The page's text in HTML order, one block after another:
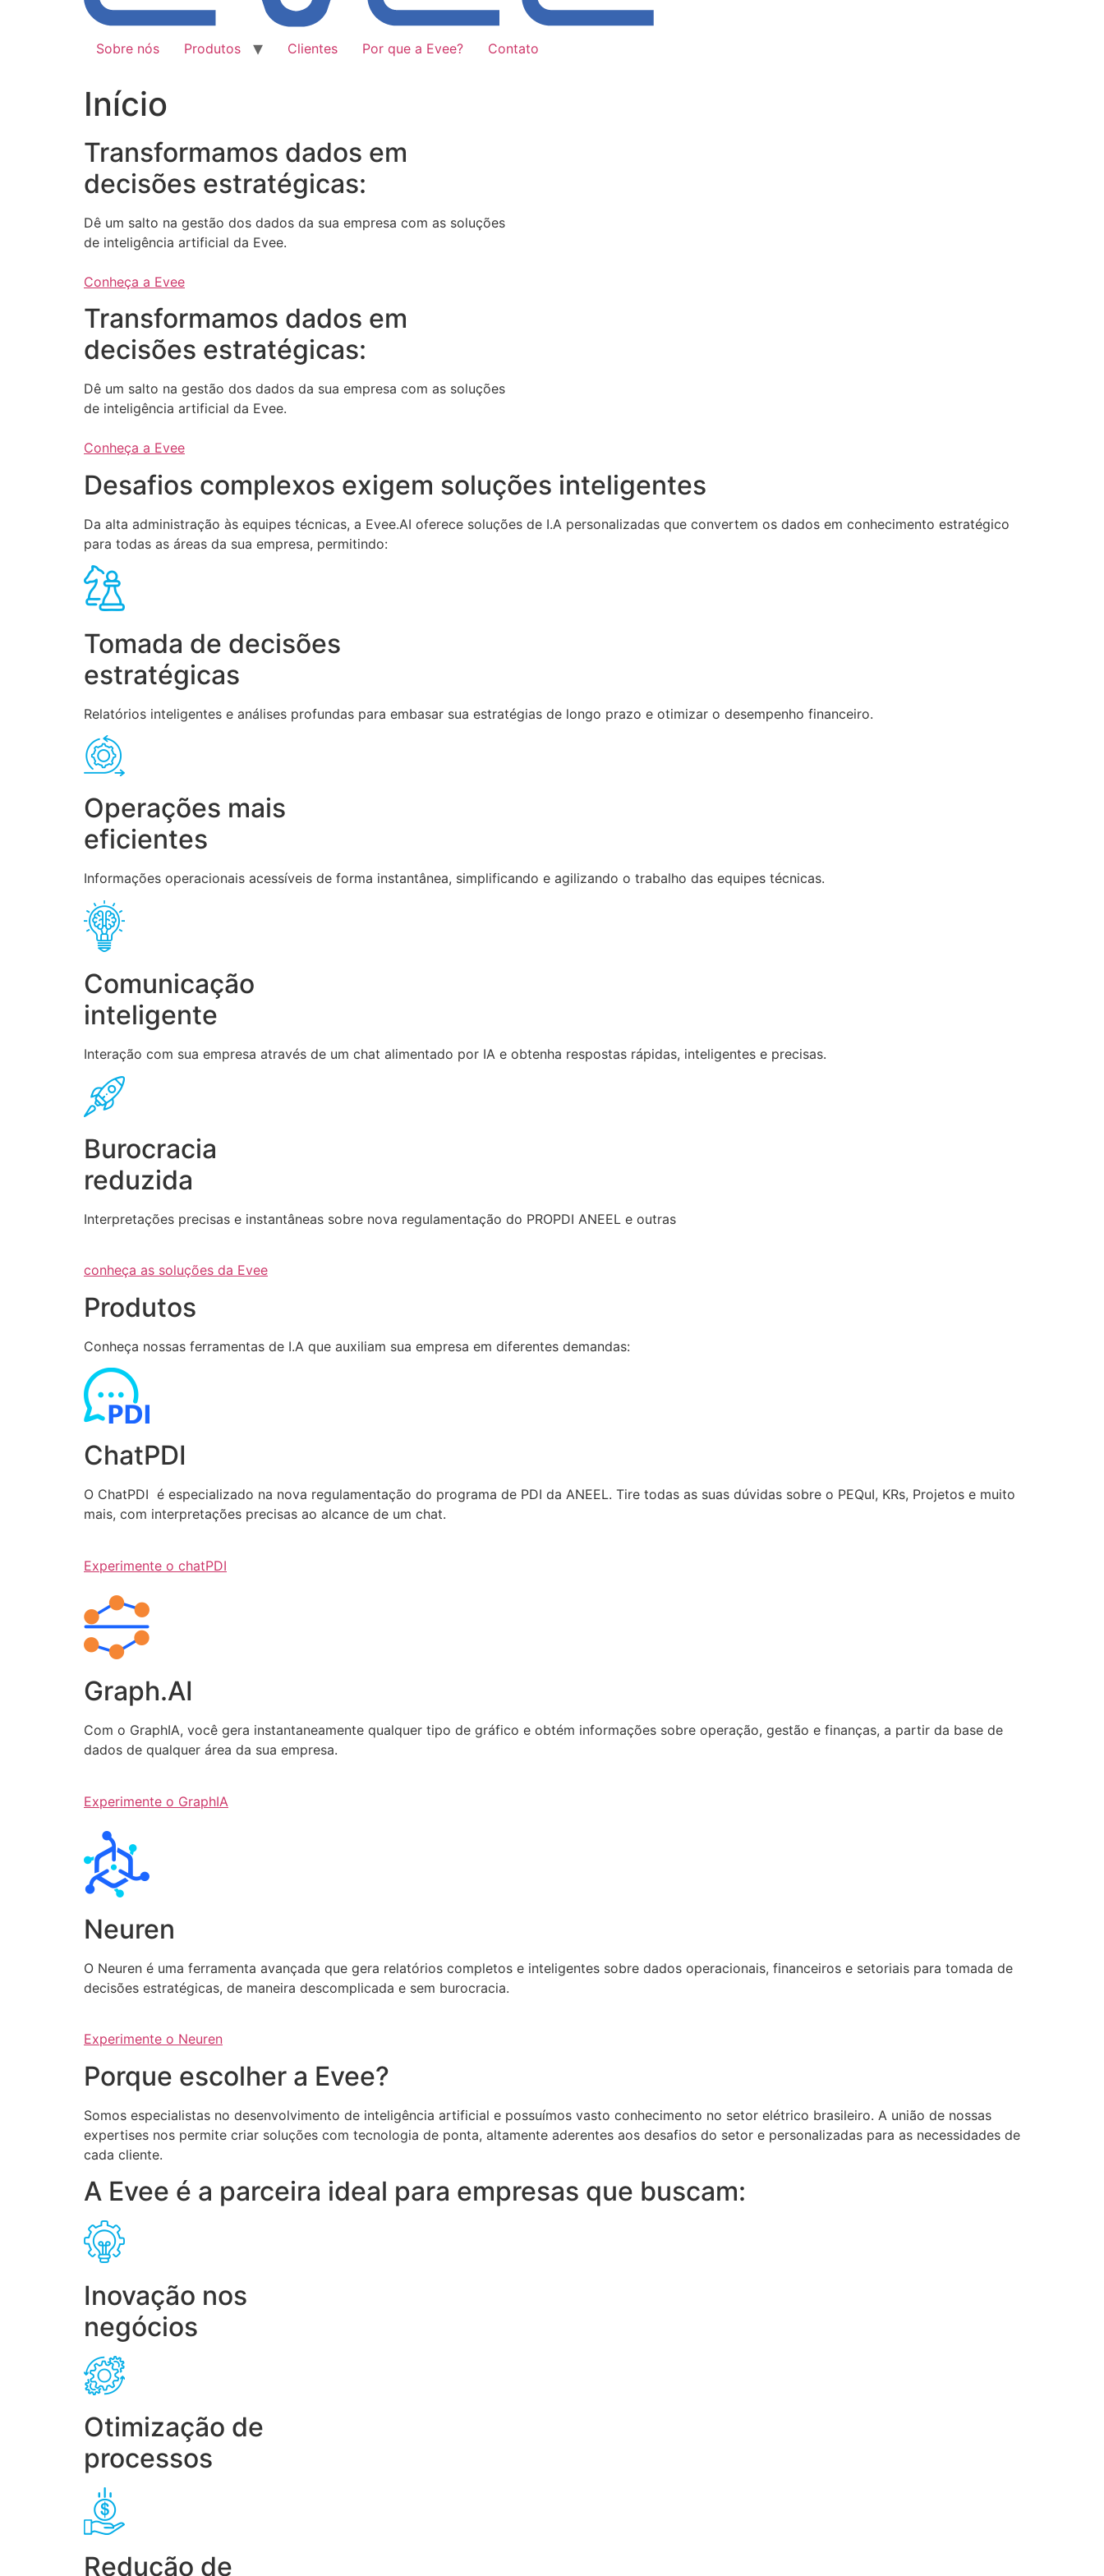
Sobre nós Produtos Clientes Por que a Evee? Contato
Início
Transformamos dados em
decisões estratégicas:
Dê um salto na gestão dos dados da sua empresa com as soluções
de inteligência artificial da Evee.
Conheça a Evee
Transformamos dados em
decisões estratégicas:
Dê um salto na gestão dos dados da sua empresa com as soluções
de inteligência artificial da Evee.
Conheça a Evee
Desafios complexos exigem soluções inteligentes
Da alta administração às equipes técnicas, a Evee.AI oferece soluções de I.A personalizadas que convertem os dados em conhecimento estratégico
para todas as áreas da sua empresa, permitindo:
Tomada de decisões
estratégicas
Relatórios inteligentes e análises profundas para embasar sua estratégias de longo prazo e otimizar o desempenho financeiro.
Operações mais
eficientes
Informações operacionais acessíveis de forma instantânea, simplificando e agilizando o trabalho das equipes técnicas.
Comunicação
inteligente
Interação com sua empresa através de um chat alimentado por IA e obtenha respostas rápidas, inteligentes e precisas.
Burocracia
reduzida
Interpretações precisas e instantâneas sobre nova regulamentação do PROPDI ANEEL e outras
conheça as soluções da Evee
Produtos
Conheça nossas ferramentas de I.A que auxiliam sua empresa em diferentes demandas:
ChatPDI
O ChatPDI é especializado na nova regulamentação do programa de PDI da ANEEL. Tire todas as suas dúvidas sobre o PEQuI, KRs, Projetos e muito
mais, com interpretações precisas ao alcance de um chat.
Experimente o chatPDI
Graph.AI
Com o GraphIA, você gera instantaneamente qualquer tipo de gráfico e obtém informações sobre operação, gestão e finanças, a partir da base de
dados de qualquer área da sua empresa.
Experimente o GraphIA
Neuren
O Neuren é uma ferramenta avançada que gera relatórios completos e inteligentes sobre dados operacionais, financeiros e setoriais para tomada de
decisões estratégicas, de maneira descomplicada e sem burocracia.
Experimente o Neuren
Porque escolher a Evee?
Somos especialistas no desenvolvimento de inteligência artificial e possuímos vasto conhecimento no setor elétrico brasileiro. A união de nossas
expertises nos permite criar soluções com tecnologia de ponta, altamente aderentes aos desafios do setor e personalizadas para as necessidades de
cada cliente.
A Evee é a parceira ideal para empresas que buscam:
Inovação nos
negócios
Otimização de
processos
Redução de